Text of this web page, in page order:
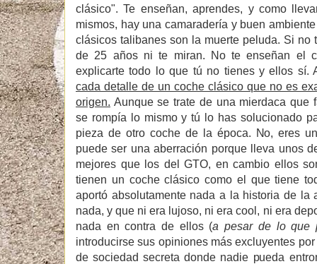
clásico". Te enseñan, aprendes, y como
mismos, hay una camaradería y buen
clásicos talibanes son la muerte peluda. Si no
de 25 años ni te miran. No te enseñan el
explicarte todo lo que tú no tienes y ellos sí.
cada detalle de un coche clásico que no es
origen. Aunque se trate de una mierdaca que
se rompía lo mismo y tú lo has solucionado
pieza de otro coche de la época. No, eres
puede ser una aberración porque lleva unos
mejores que los del GTO, en cambio ellos
tienen un coche clásico como el que tiene
aportó absolutamente nada a la historia de la
nada, y que ni era lujoso, ni era cool, ni era
nada en contra de ellos (a pesar de lo que
introducirse sus opiniones más excluyentes
de sociedad secreta donde nadie pueda